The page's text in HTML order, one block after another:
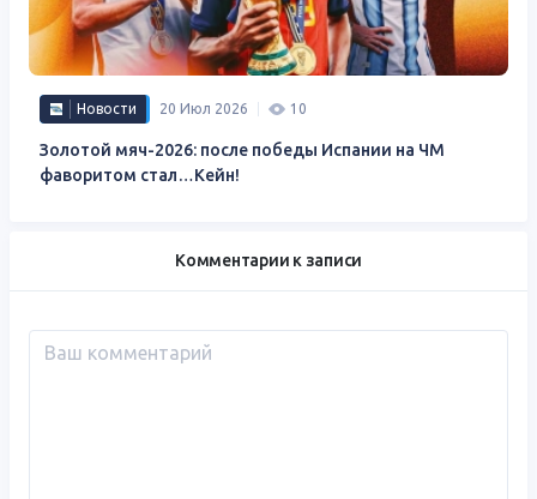
Новости 20 Июл 2026 10
Золотой мяч-2026: после победы Испании на ЧМ
фаворитом стал…Кейн!
Комментарии к записи